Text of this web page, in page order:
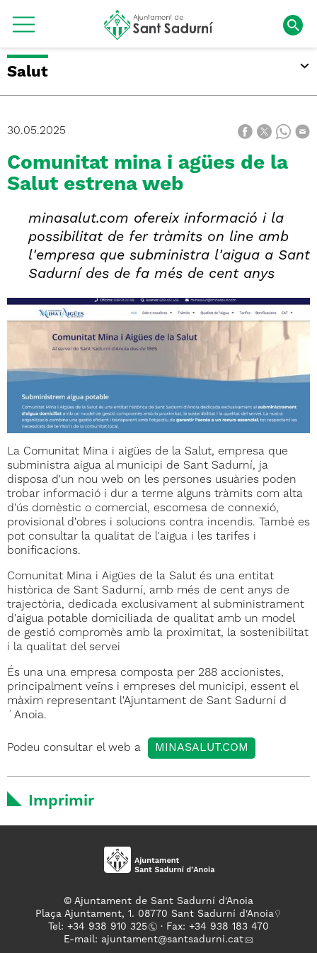
Salut
30.05.2025
Comunitat mina i agües de la
Salut estrena web
minasalut.com ofereix informació i la
possibilitat de fer tràmits on line amb
l'empresa que subministra l'aigua a Sant
Sadurní des de fa més de cent anys
La Comunitat Mina i aigües de la Salut, empresa que
subministra aigua al municipi de Sant Sadurní, ja
disposa d'un nou web on les persones usuàries poden
trobar informació i dur a terme alguns tràmits com alta
d'ús domèstic o comercial, escomesa de connexió,
provisional d'obres i solucions contra incendis. També es
pot consultar la qualitat de l'aigua i les tarifes i
bonificacions.
Comunitat Mina i Aigües de la Salut és una entitat
històrica de Sant Sadurní, amb més de cent anys de
trajectòria, dedicada exclusivament al subministrament
d'aigua potable domiciliada de qualitat amb un model
de gestió compromès amb la proximitat, la sostenibilitat
i la qualitat del servei
És una una empresa composta per 288 accionistes,
principalment veïns i empreses del municipi, essent el
màxim representant l'Ajuntament de Sant Sadurní d
´Anoia.
Podeu consultar el web a MINASALUT.COM
Imprimir
© Ajuntament de Sant Sadurní d'Anoia
Plaça Ajuntament, 1. 08770 Sant Sadurní d'Anoia
Tel: +34 938 910 325
· Fax: +34 938 183 470
E-mail: ajuntament@santsadurni.cat